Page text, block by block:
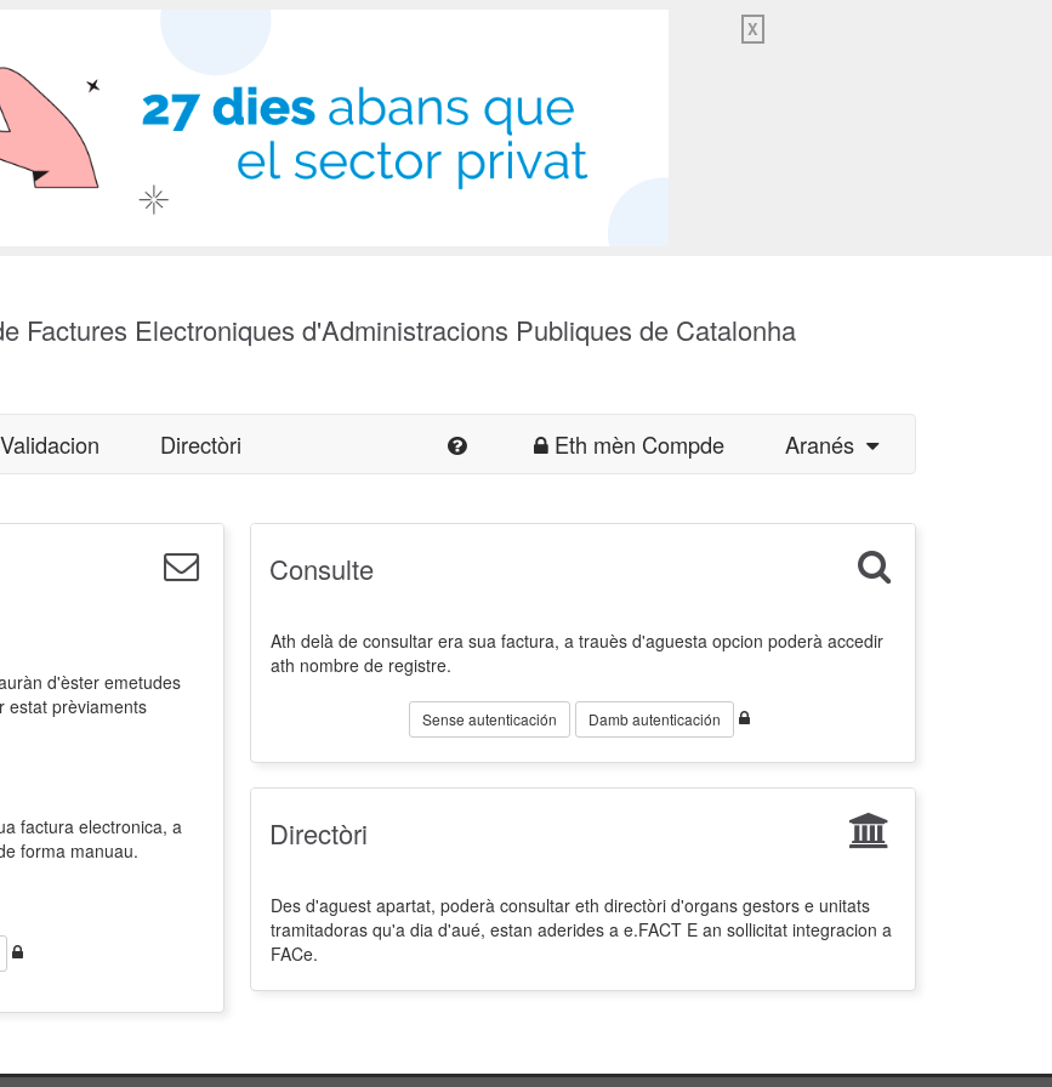
X
Factures Electroniques d'Administracions Publiques de Catalonha
Validacion Directòri Eth mèn Compde Aranés
d'èster emetudes
estat prèviaments
factura electronica, a
forma manuau.
Consulte
Ath delà de consultar era sua factura, a trauès d'aguesta opcion poderà accedir
ath nombre de registre.
Sense autenticación Damb autenticación
Directòri
Des d'aguest apartat, poderà consultar eth directòri d'organs gestors e unitats
tramitadoras qu'a dia d'aué, estan aderides a e.FACT E an sollicitat integracion a
FACe.